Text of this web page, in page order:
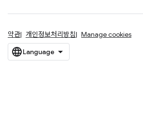
약관 개인정보처리방침 Manage cookies